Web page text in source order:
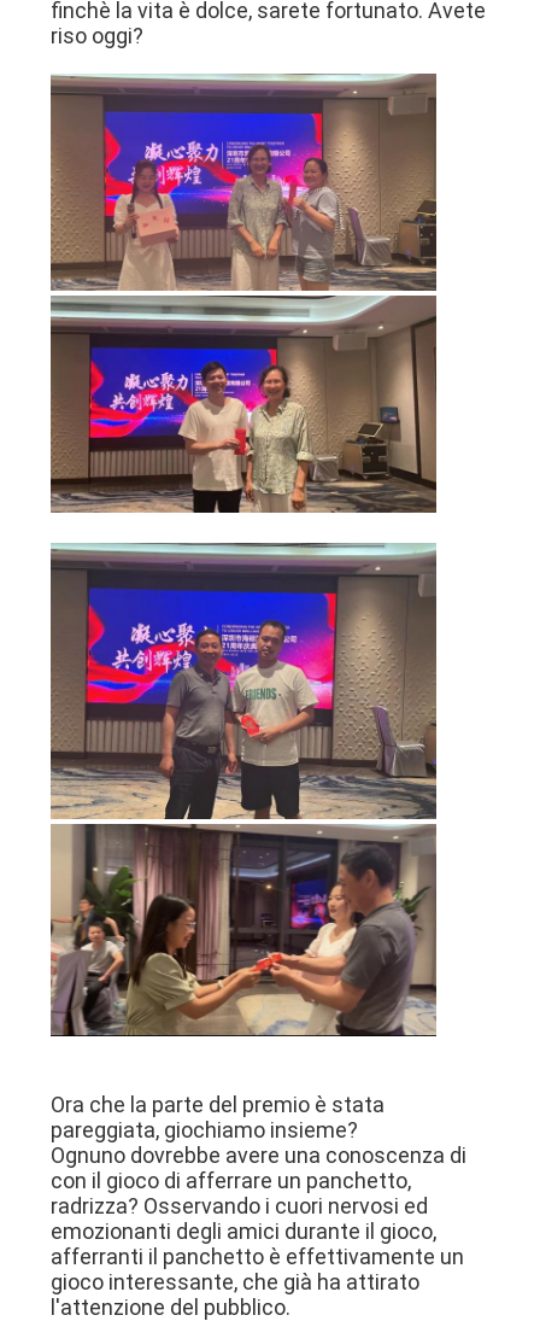
finchè la vita è dolce, sarete fortunato. Avete
riso oggi?
Ora che la parte del premio è stata
pareggiata, giochiamo insieme?
Ognuno dovrebbe avere una conoscenza di
con il gioco di afferrare un panchetto,
radrizza? Osservando i cuori nervosi ed
emozionanti degli amici durante il gioco,
afferranti il panchetto è effettivamente un
gioco interessante, che già ha attirato
l'attenzione del pubblico.